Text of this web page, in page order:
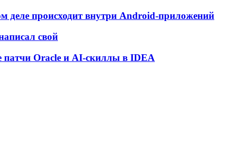
деле происходит внутри Android-приложений
свой
патчи Oracle и AI-скиллы в IDEA